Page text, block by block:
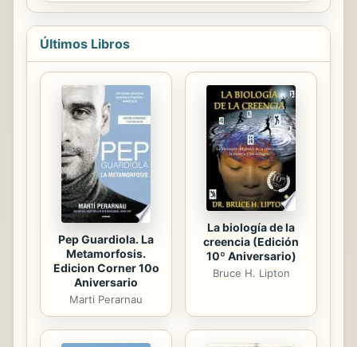
estilos de vida alternativos. ¿Qué
¿cómo relacionarla con el
imprescindible cambio ecosocial?,
¿qué podemos hacer en las familias,
en las escuelas y en las asociaciones
ciudadanas para lograrlo? Este libro
está pensado para tres tipos de
educadores: familias, profesores y
animadores de movimientos...
Últimos Libros
Pep Guardiola. La
Metamorfosis.
Edicion Corner 10o
Aniversario
Marti Perarnau
La biología de la
creencia (Edición
10º Aniversario)
Bruce H. Lipton